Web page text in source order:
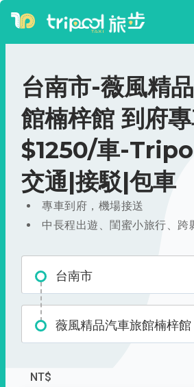
台南市-薇風精
館楠梓館 到府
$1250/車-
交通|接駁|包車
專車到府，機場接送
中長程出遊、閨蜜小旅行、跨
台南市
薇風精品汽車旅館楠梓館
NT$